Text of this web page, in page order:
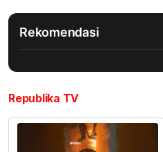
Rekomendasi
Republika TV